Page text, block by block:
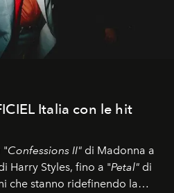
Italia con le hit
"Confessions II" di Madonna a
Harry Styles, fino a "Petal" di
che stanno ridefinendo la